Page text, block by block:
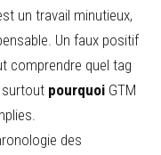
un travail minutieux,
Un faux positif
comprendre quel tag
surtout pourquoi GTM
des